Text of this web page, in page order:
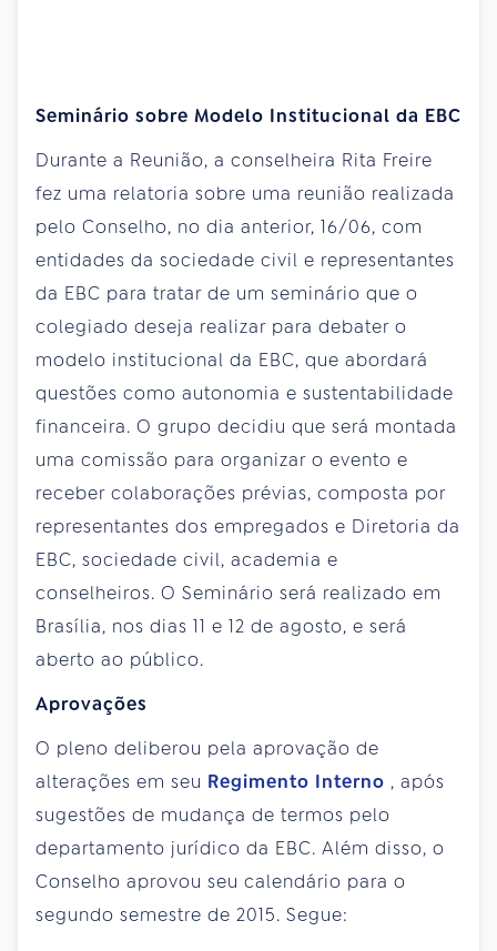
Seminário sobre Modelo Institucional da EBC
Durante a Reunião, a conselheira Rita Freire
fez uma relatoria sobre uma reunião realizada
pelo Conselho, no dia anterior, 16/06, com
entidades da sociedade civil e representantes
da EBC para tratar de um seminário que o
colegiado deseja realizar para debater o
modelo institucional da EBC, que abordará
questões como autonomia e sustentabilidade
financeira. O grupo decidiu que será montada
uma comissão para organizar o evento e
receber colaborações prévias, composta por
representantes dos empregados e Diretoria da
EBC, sociedade civil, academia e
conselheiros. O Seminário será realizado em
Brasília, nos dias 11 e 12 de agosto, e será
aberto ao público.
Aprovações
O pleno deliberou pela aprovação de
alterações em seu Regimento Interno , após
sugestões de mudança de termos pelo
departamento jurídico da EBC. Além disso, o
Conselho aprovou seu calendário para o
segundo semestre de 2015. Segue: